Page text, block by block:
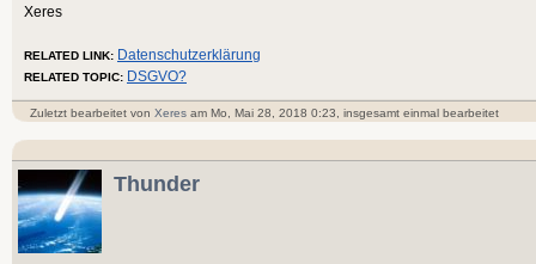
Xeres
RELATED LINK: Datenschutzerklärung
RELATED TOPIC: DSGVO?
Zuletzt bearbeitet von Xeresam Mo, Mai 28, 2018 0:23, insgesamt einmal bearbeitet
Thunder